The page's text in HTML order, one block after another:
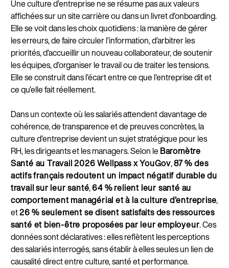
Une culture d’entreprise ne se résume pas aux valeurs
affichées sur un site carrière ou dans un livret d’onboarding.
Elle se voit dans les choix quotidiens : la manière de gérer
les erreurs, de faire circuler l’information, d’arbitrer les
priorités, d’accueillir un nouveau collaborateur, de soutenir
les équipes, d’organiser le travail ou de traiter les tensions.
Elle se construit dans l’écart entre ce que l’entreprise dit et
ce qu’elle fait réellement.
Dans un contexte où les salariés attendent davantage de
cohérence, de transparence et de preuves concrètes, la
culture d’entreprise devient un sujet stratégique pour les
RH, les dirigeants et les managers. Selon leBaromètre
Santé au Travail 2026 Wellpass x YouGov,87 % des
actifs français redoutent un impact négatif durable du
travail sur leur santé,64 % relient leur santé au
comportement managérial et à la culture d’entreprise,
et26 % seulement se disent satisfaits des ressources
santé et bien-être proposées par leur employeur. Ces
données sont déclaratives : elles reflètent les perceptions
des salariés interrogés, sans établir à elles seules un lien de
causalité direct entre culture, santé et performance.